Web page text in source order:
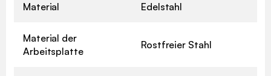
Material Edelstahl
Material der
Arbeitsplatte
Rostfreier Stahl